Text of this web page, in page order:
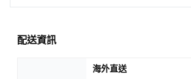
配送資訊
海外直送